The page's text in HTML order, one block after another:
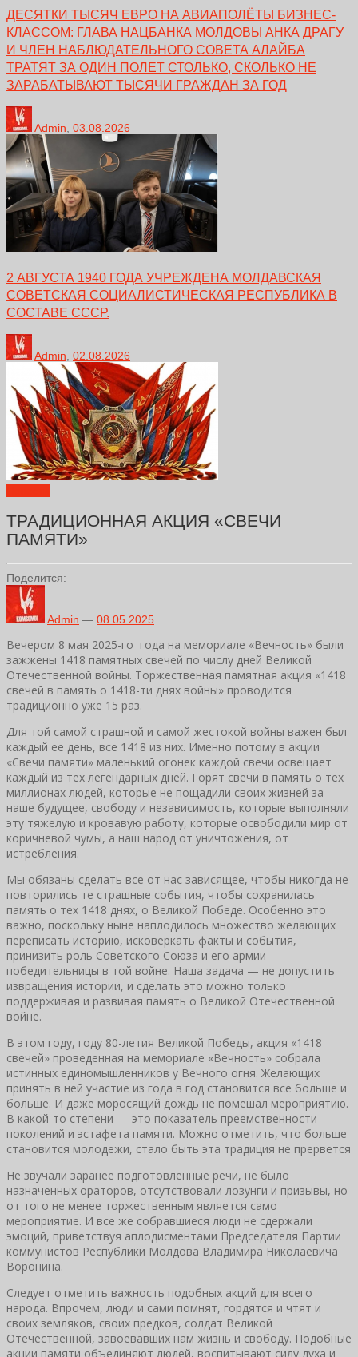
ДЕСЯТКИ ТЫСЯЧ ЕВРО НА АВИАПОЛЁТЫ БИЗНЕС-
КЛАССОМ: ГЛАВА НАЦБАНКА МОЛДОВЫ АНКА ДРАГУ
И ЧЛЕН НАБЛЮДАТЕЛЬНОГО СОВЕТА АЛАЙБА
ТРАТЯТ ЗА ОДИН ПОЛЕТ СТОЛЬКО, СКОЛЬКО НЕ
ЗАРАБАТЫВАЮТ ТЫСЯЧИ ГРАЖДАН ЗА ГОД
Admin, 03.08.2026
2 АВГУСТА 1940 ГОДА УЧРЕЖДЕНА МОЛДАВСКАЯ
СОВЕТСКАЯ СОЦИАЛИСТИЧЕСКАЯ РЕСПУБЛИКА В
СОСТАВЕ СССР.
Admin 02.08.2026
ТРАДИЦИОННАЯ АКЦИЯ «СВЕЧИ
ПАМЯТИ»
Поделится:
Admin — 08.05.2025
Вечером 8 мая 2025-го года на мемориале «Вечность» были
зажжены 1418 памятных свечей по числу дней Великой
Отечественной войны. Торжественная памятная акция «1418
свечей в память о 1418-ти днях войны» проводится
традиционно уже 15 раз.
Для той самой страшной и самой жестокой войны важен был
каждый ее день, все 1418 из них. Именно потому в акции
«Свечи памяти» маленький огонек каждой свечи освещает
каждый из тех легендарных дней. Горят свечи в память о тех
миллионах людей, которые не пощадили своих жизней за
наше будущее, свободу и независимость, которые выполняли
эту тяжелую и кровавую работу, которые освободили мир от
коричневой чумы, а наш народ от уничтожения, от
истребления.
Мы обязаны сделать все от нас зависящее, чтобы никогда не
повторились те страшные события, чтобы сохранилась
память о тех 1418 днях, о Великой Победе. Особенно это
важно, поскольку ныне наплодилось множество желающих
переписать историю, исковеркать факты и события,
принизить роль Советского Союза и его армии-
победительницы в той войне. Наша задача — не допустить
извращения истории, и сделать это можно только
поддерживая и развивая память о Великой Отечественной
войне.
В этом году, году 80-летия Великой Победы, акция «1418
свечей» проведенная на мемориале «Вечность» собрала
истинных единомышленников у Вечного огня. Желающих
принять в ней участие из года в год становится все больше и
больше. И даже моросящий дождь не помешал мероприятию.
В какой-то степени — это показатель преемственности
поколений и эстафета памяти. Можно отметить, что больше
становится молодежи, стало быть эта традиция не прервется
Не звучали заранее подготовленные речи, не было
назначенных ораторов, отсутствовали лозунги и призывы, но
от того не менее торжественным является само
мероприятие. И все же собравшиеся люди не сдержали
эмоций, приветствуя аплодисментами Председателя Партии
коммунистов Республики Молдова Владимира Николаевича
Воронина.
Следует отметить важность подобных акций для всего
народа. Впрочем, люди и сами помнят, гордятся и чтят и
своих земляков, своих предков, солдат Великой
Отечественной, завоевавших нам жизнь и свободу. Подобные
акции памяти объединяют людей, воспитывают силу духа и